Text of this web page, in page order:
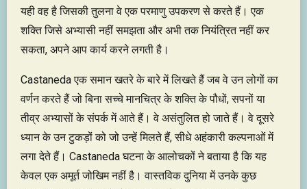
यही वह है जिसकी तुलना वे एक परमाणु उपकरण से करते हैं। एक
शक्ति जिसे अभ्यासी नहीं समझता और अभी तक नियंत्रित नहीं कर
सकता, अपने आप कार्य करने लगती है।
Castaneda एक समान खतरे के बारे में लिखते हैं जब वे उन लोगों का
वर्णन करते हैं जो बिना सच्चे मानचित्र के शक्ति के पौधों, सपनों या
तीव्र अभ्यासों के संपर्क में आते हैं। वे असंतुलित हो जाते हैं। वे दूसरे
ध्यान के उन टुकड़ों को जो उन्हें मिलते हैं, सीधे अहंकारी कल्पनाओं में
लगा देते हैं। Castaneda घटना के आलोचकों ने बताया है कि यह
केवल एक अमूर्त जोखिम नहीं है। वास्तविक दुनिया में उनके कुछ